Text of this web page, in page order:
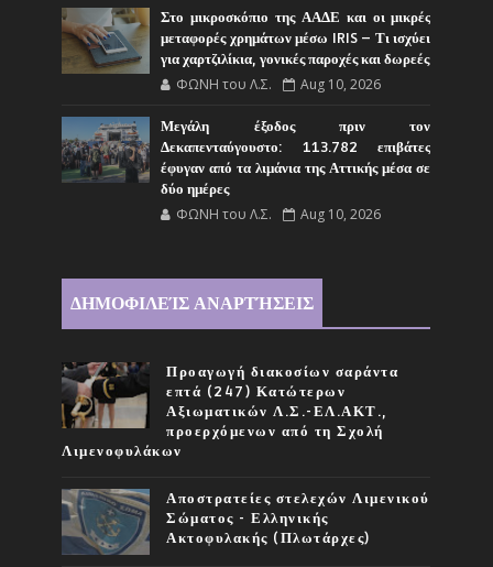
Στο μικροσκόπιο της ΑΑΔΕ και οι μικρές
μεταφορές χρημάτων μέσω IRIS – Τι ισχύει
για χαρτζιλίκια, γονικές παροχές και δωρεές
ΦΩΝΗ του Λ.Σ. Aug 10, 2026
Μεγάλη έξοδος πριν τον
Δεκαπενταύγουστο: 113.782 επιβάτες
έφυγαν από τα λιμάνια της Αττικής μέσα σε
δύο ημέρες
ΦΩΝΗ του Λ.Σ. Aug 10, 2026
ΔΗΜΟΦΙΛΕΊΣ ΑΝΑΡΤΉΣΕΙΣ
Προαγωγή διακοσίων σαράντα
επτά (247) Κατώτερων
Αξιωματικών Λ.Σ.-ΕΛ.ΑΚΤ.,
προερχόμενων από τη Σχολή
Λιμενοφυλάκων
Αποστρατείες στελεχών Λιμενικού
Σώματος - Ελληνικής
Ακτοφυλακής (Πλωτάρχες)